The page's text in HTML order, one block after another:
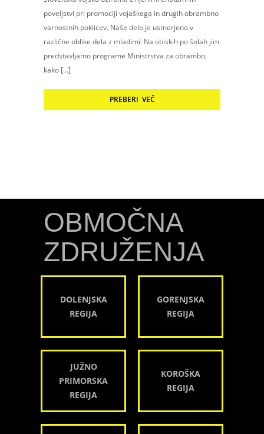
poveljstvi pri promociji vojaškega in drugih obrambno
varnostnih poklicev. Naše delo je usmerjeno v
različne oblike dela z mladimi. Na obiskih po šolah jim
predstavljamo programe Ministrstva za obrambo,
kako […]
PREBERI VEČ
OBMOČNA
ZDRUŽENJA
DOLENJSKA
REGIJA
GORENJSKA
REGIJA
JUŽNO
PRIMORSKA
REGIJA
KOROŠKA
REGIJA